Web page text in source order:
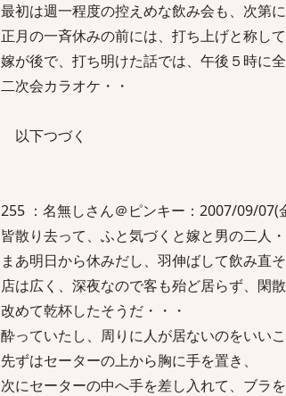
最初は週一程度の控えめな飲み会も、次第
正月の一斉休みの前には、打ち上げと称し
嫁が後で、打ち明けた話では、午後５時に
二次会カラオケ・・
以下つづく
255 ：名無しさん＠ピンキー：2007/09/07(
皆散り去って、ふと気づくと嫁と男の二人・
まあ明日から休みだし、羽伸ばして飲み直
店は広く、深夜なので客も殆ど居らず、閑
改めて乾杯したそうだ・・・
酔っていたし、周りに人が居ないのをいい
先ずはセーターの上から胸に手を置き、
次にセーターの中へ手を差し入れて、ブラ